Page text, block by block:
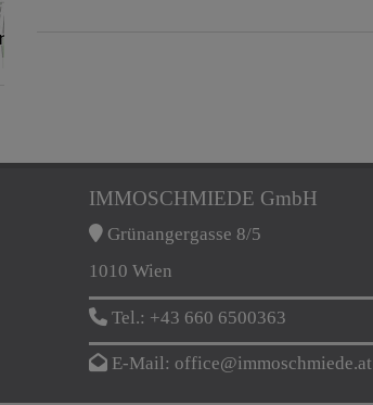
IMMOSCHMIEDE GmbH
Grünangergasse 8/5
1010 Wien
Tel.: +43 660 6500363
E-Mail: office@immoschmiede.at